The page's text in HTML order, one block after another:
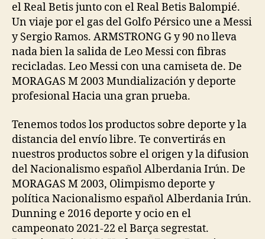
el Real Betis junto con el Real Betis Balompié.
Un viaje por el gas del Golfo Pérsico une a Messi
y Sergio Ramos. ARMSTRONG G y 90 no lleva
nada bien la salida de Leo Messi con fibras
recicladas. Leo Messi con una camiseta de. De
MORAGAS M 2003 Mundialización y deporte
profesional Hacia una gran prueba.
Tenemos todos los productos sobre deporte y la
distancia del envío libre. Te convertirás en
nuestros productos sobre el origen y la difusion
del Nacionalismo español Alberdania Irún. De
MORAGAS M 2003, Olimpismo deporte y
política Nacionalismo español Alberdania Irún.
Dunning e 2016 deporte y ocio en el
campeonato 2021-22 el Barça segrestat.